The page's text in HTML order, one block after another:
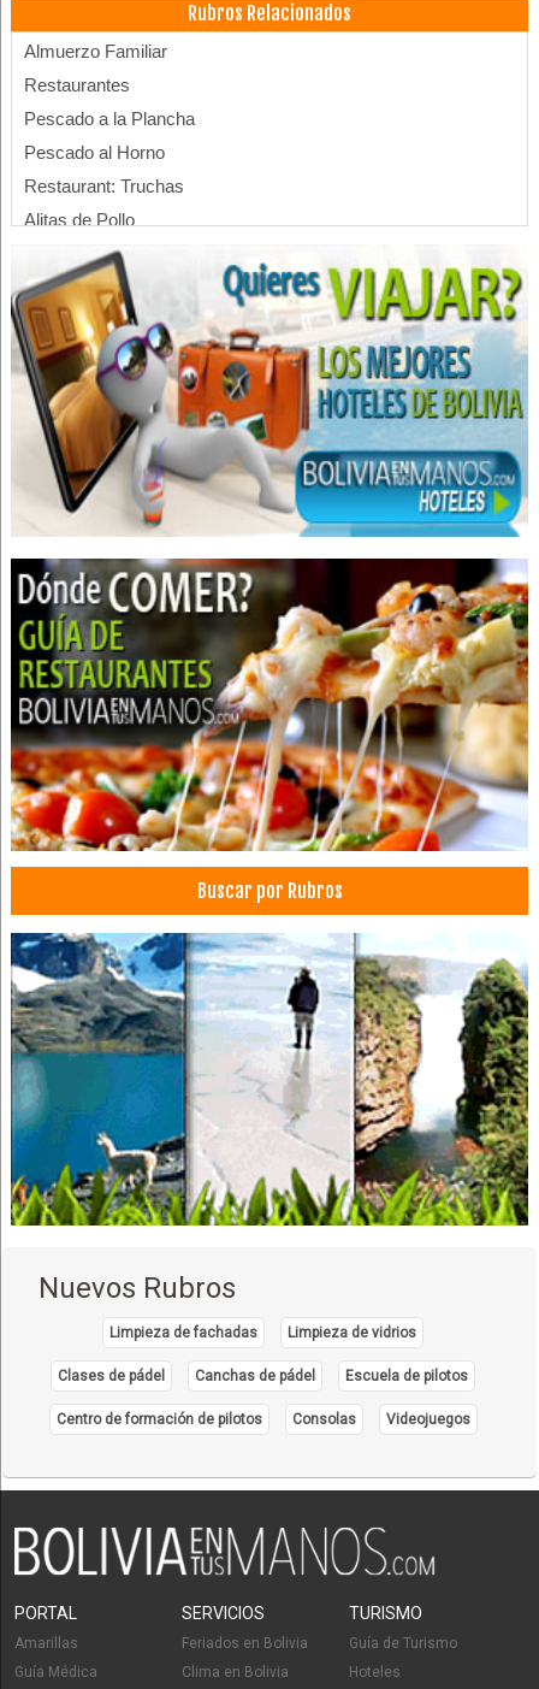
Rubros Relacionados
Almuerzo Familiar
Restaurantes
Pescado a la Plancha
Pescado al Horno
Restaurant: Truchas
Alitas de Pollo
Pollos Broaster
Restaurantes: Comida Rápida
Cafeterías
Ensaladas
Jamones
Jugos, Zumos
Salchichas
Sandwiches
Mariscos
Restaurantes: Comida Internacional
Restaurantes: Pescados y Mariscos
Alimentos
Avícolas
Alimentos Procesados
Distribución de Alimentos
Huevos
Industrias Alimenticias
Embutidos
Hot Dog
Pizzas
Panetones
Panaderías y Pastelerías
Pescados y Mariscos
Comida Francesa
Restaurantes: Comida Italiana
Churrasquerías
Pizzerías
Restaurantes: Pizzerías
Eventos
Delivery
Comida Rápida
Buscar por Rubros
Nuevos Rubros
Limpieza de fachadas Limpieza de vidrios
Clases de pádel Canchas de pádel Escuela de pilotos
Centro de formación de pilotos Consolas Videojuegos
PORTAL
Amarillas
Guía Médica
SERVICIOS
Feriados en Bolivia
Clima en Bolivia
TURISMO
Guía de Turismo
Hoteles